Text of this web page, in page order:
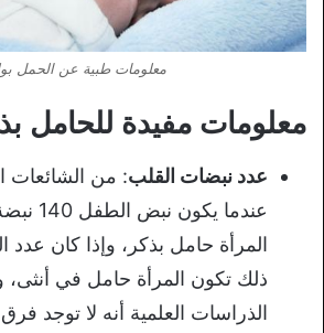
معلومات طبية عن الحمل
معلومات مفيدة للحامل
عدد نبضات القلب: من الشائعات
عندما
المرأة حامل بذكر، وإذا كان عدد
ذلك تكون المرأة حامل في أنثى،
الذراسات العلمية أنه لا توجد